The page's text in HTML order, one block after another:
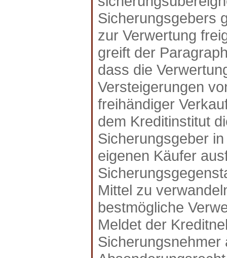
Sicherungsgebers
zur Verwertung
greift der
dass die
Versteigerungen
freihändiger
dem Kreditinstitut
Sicherungsgeber
eigenen Käufer
Mittel zu
bestmögliche
Meldet der
Sicherungsnehmer